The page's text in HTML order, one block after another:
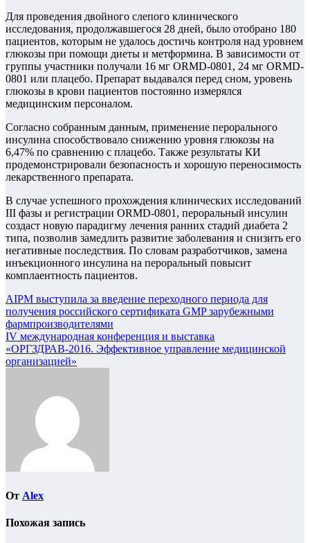
Для проведения двойного слепого клинического
исследования, продолжавшегося 28 дней, было отобрано 180
пациентов, которым не удалось достичь контроля над уровнем
глюкозы при помощи диеты и метформина. В зависимости от
группы участники получали 16 мг ORMD-0801, 24 мг ORMD-
0801 или плацебо. Препарат выдавался перед сном, уровень
глюкозы в крови пациентов постоянно измерялся
медицинским персоналом.
Согласно собранным данным, применение перорального
инсулина способствовало снижению уровня глюкозы на
6,47% по сравнению с плацебо. Также результаты КИ
продемонстрировали безопасность и хорошую переносимость
лекарственного препарата.
В случае успешного прохождения клинических исследований
III фазы и регистрации ORMD-0801, пероральный инсулин
создаст новую парадигму лечения ранних стадий диабета 2
типа, позволив замедлить развитие заболевания и снизить его
негативные последствия. По словам разработчиков, замена
инъекционного инсулина на пероральный повысит
комплаентность пациентов.
Навигация
по
записям
AIPM выступила за введение переходного периода для
получения российского сертификата GMP зарубежными
фармпроизводителями
IV международная конференция и выставка
«ОРГЗДРАВ-2016. Эффективное управление медицинской
организацией»
От Alex
Похожая запись